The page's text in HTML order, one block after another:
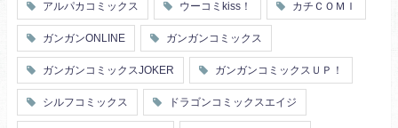
アルパカコミックス ウーコミkiss！ カチＣＯＭＩ
ガンガンONLINE ガンガンコミックス
ガンガンコミックスJOKER ガンガンコミックスＵＰ！
シルフコミックス ドラゴンコミックスエイジ